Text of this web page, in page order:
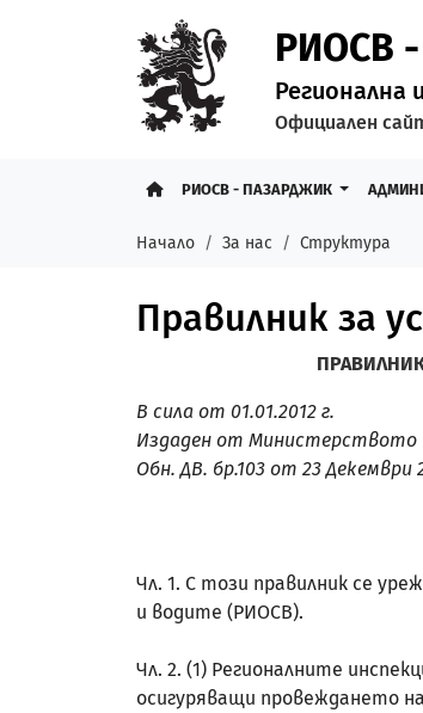
РИОСВ
Регионална
Официален
РИОСВ - ПАЗАРДЖИК
Начало За нас Структура
Правилник за
В сила от 01.01.2012 г.
Издаден от Министерството
Обн. ДВ. бр.103 от 23 Декември
Чл. 1. С този правилник се
и водите (РИОСВ).
Чл. 2. (1) Регионалните
осигуряващи провеждането